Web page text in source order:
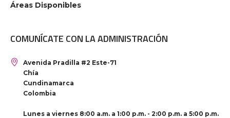
Áreas Disponibles
COMUNÍCATE CON LA ADMINISTRACIÓN
Avenida Pradilla #2 Este-71
Chía
Cundinamarca
Colombia
Lunes a viernes 8:00 a.m. a 1:00 p.m. - 2:00 p.m. a 5:00 p.m.